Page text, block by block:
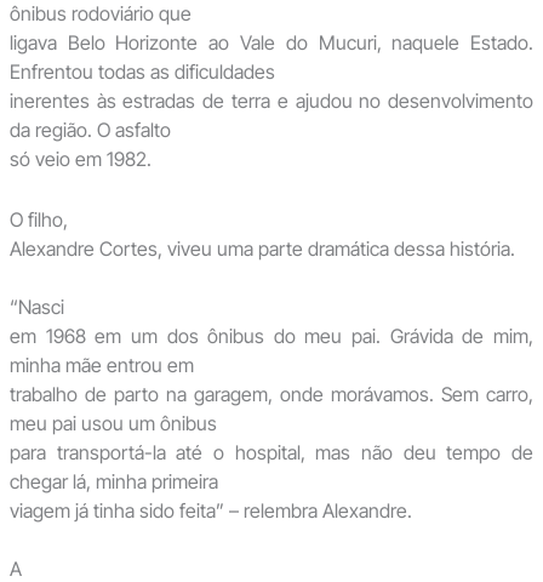
ônibus rodoviário que
ligava Belo Horizonte ao Vale do Mucuri, naquele Estado.
Enfrentou todas as dificuldades
inerentes às estradas de terra e ajudou no desenvolvimento
da região. O asfalto
só veio em 1982.
O filho,
Alexandre Cortes, viveu uma parte dramática dessa história.
“Nasci
em 1968 em um dos ônibus do meu pai. Grávida de mim,
minha mãe entrou em
trabalho de parto na garagem, onde morávamos. Sem carro,
meu pai usou um ônibus
para transportá-la até o hospital, mas não deu tempo de
chegar lá, minha primeira
viagem já tinha sido feita” – relembra Alexandre.
A